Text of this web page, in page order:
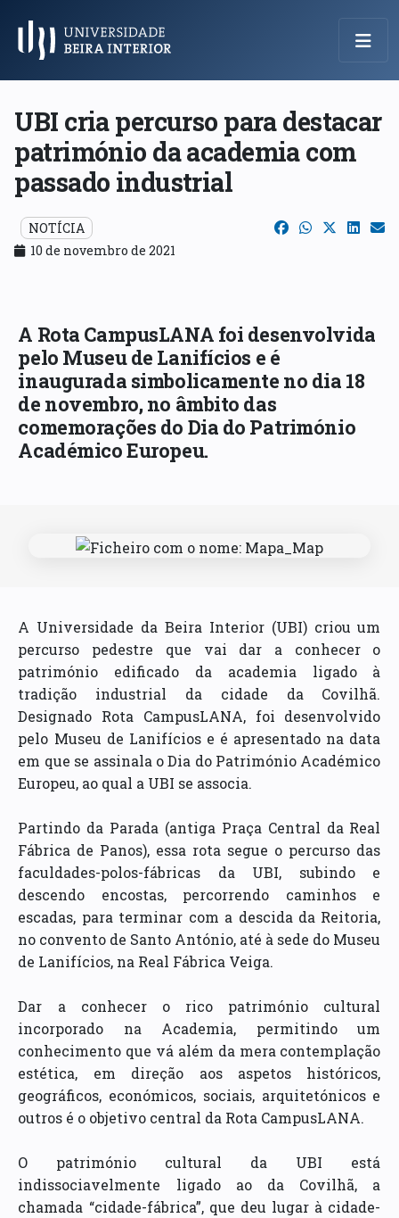
Menu Principal
UBI cria percurso para destacar
património da academia com
passado industrial
NOTÍCIA
10 de novembro de 2021
A Rota CampusLANA foi desenvolvida
pelo Museu de Lanifícios e é
inaugurada simbolicamente no dia 18
de novembro, no âmbito das
comemorações do Dia do Património
Académico Europeu.
A Universidade da Beira Interior (UBI) criou um
percurso pedestre que vai dar a conhecer o
património edificado da academia ligado à
tradição industrial da cidade da Covilhã.
Designado Rota CampusLANA, foi desenvolvido
pelo Museu de Lanifícios e é apresentado na data
em que se assinala o Dia do Património Académico
Europeu, ao qual a UBI se associa.
Partindo da Parada (antiga Praça Central da Real
Fábrica de Panos), essa rota segue o percurso das
faculdades-polos-fábricas da UBI, subindo e
descendo encostas, percorrendo caminhos e
escadas, para terminar com a descida da Reitoria,
no convento de Santo António, até à sede do Museu
de Lanifícios, na Real Fábrica Veiga.
Dar a conhecer o rico património cultural
incorporado na Academia, permitindo um
conhecimento que vá além da mera contemplação
estética, em direção aos aspetos históricos,
geográficos, económicos, sociais, arquitetónicos e
outros é o objetivo central da Rota CampusLANA.
O património cultural da UBI está
indissociavelmente ligado ao da Covilhã, a
chamada “cidade-fábrica”, que deu lugar à cidade-